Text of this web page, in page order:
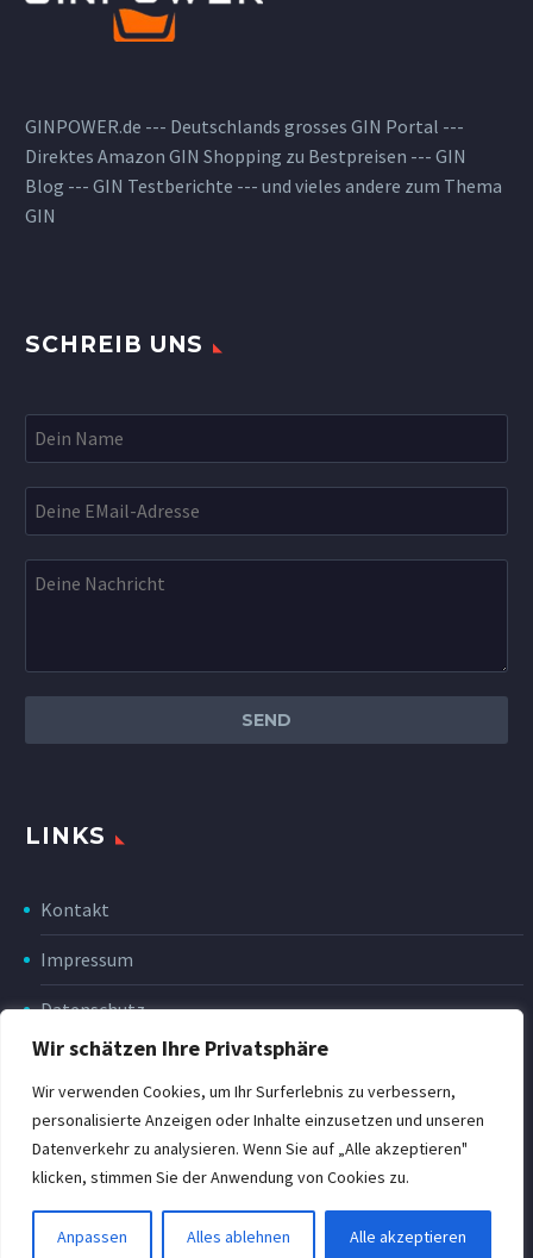
Wir schätzen Ihre Privatsphäre
Wir verwenden Cookies, um Ihr Surferlebnis zu verbessern,
personalisierte Anzeigen oder Inhalte einzusetzen und unseren
Datenverkehr zu analysieren. Wenn Sie auf „Alle akzeptieren"
klicken, stimmen Sie der Anwendung von Cookies zu.
Anpassen Alles ablehnen Alle akzeptieren
GINPOWER.de --- Deutschlands grosses GIN Portal ---
Direktes Amazon GIN Shopping zu Bestpreisen --- GIN
Blog --- GIN Testberichte --- und vieles andere zum Thema
GIN
SCHREIB UNS
LINKS
Kontakt
Impressum
Datenschutz
Disclaimer
Rückgabe & Erstattung
POWER Shop v3